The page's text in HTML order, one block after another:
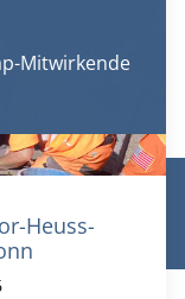
Heuss-
Mitwirkende